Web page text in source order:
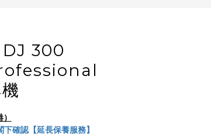
300
確認【延長保養服務】